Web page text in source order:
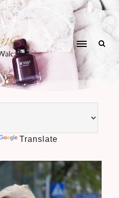
Translate